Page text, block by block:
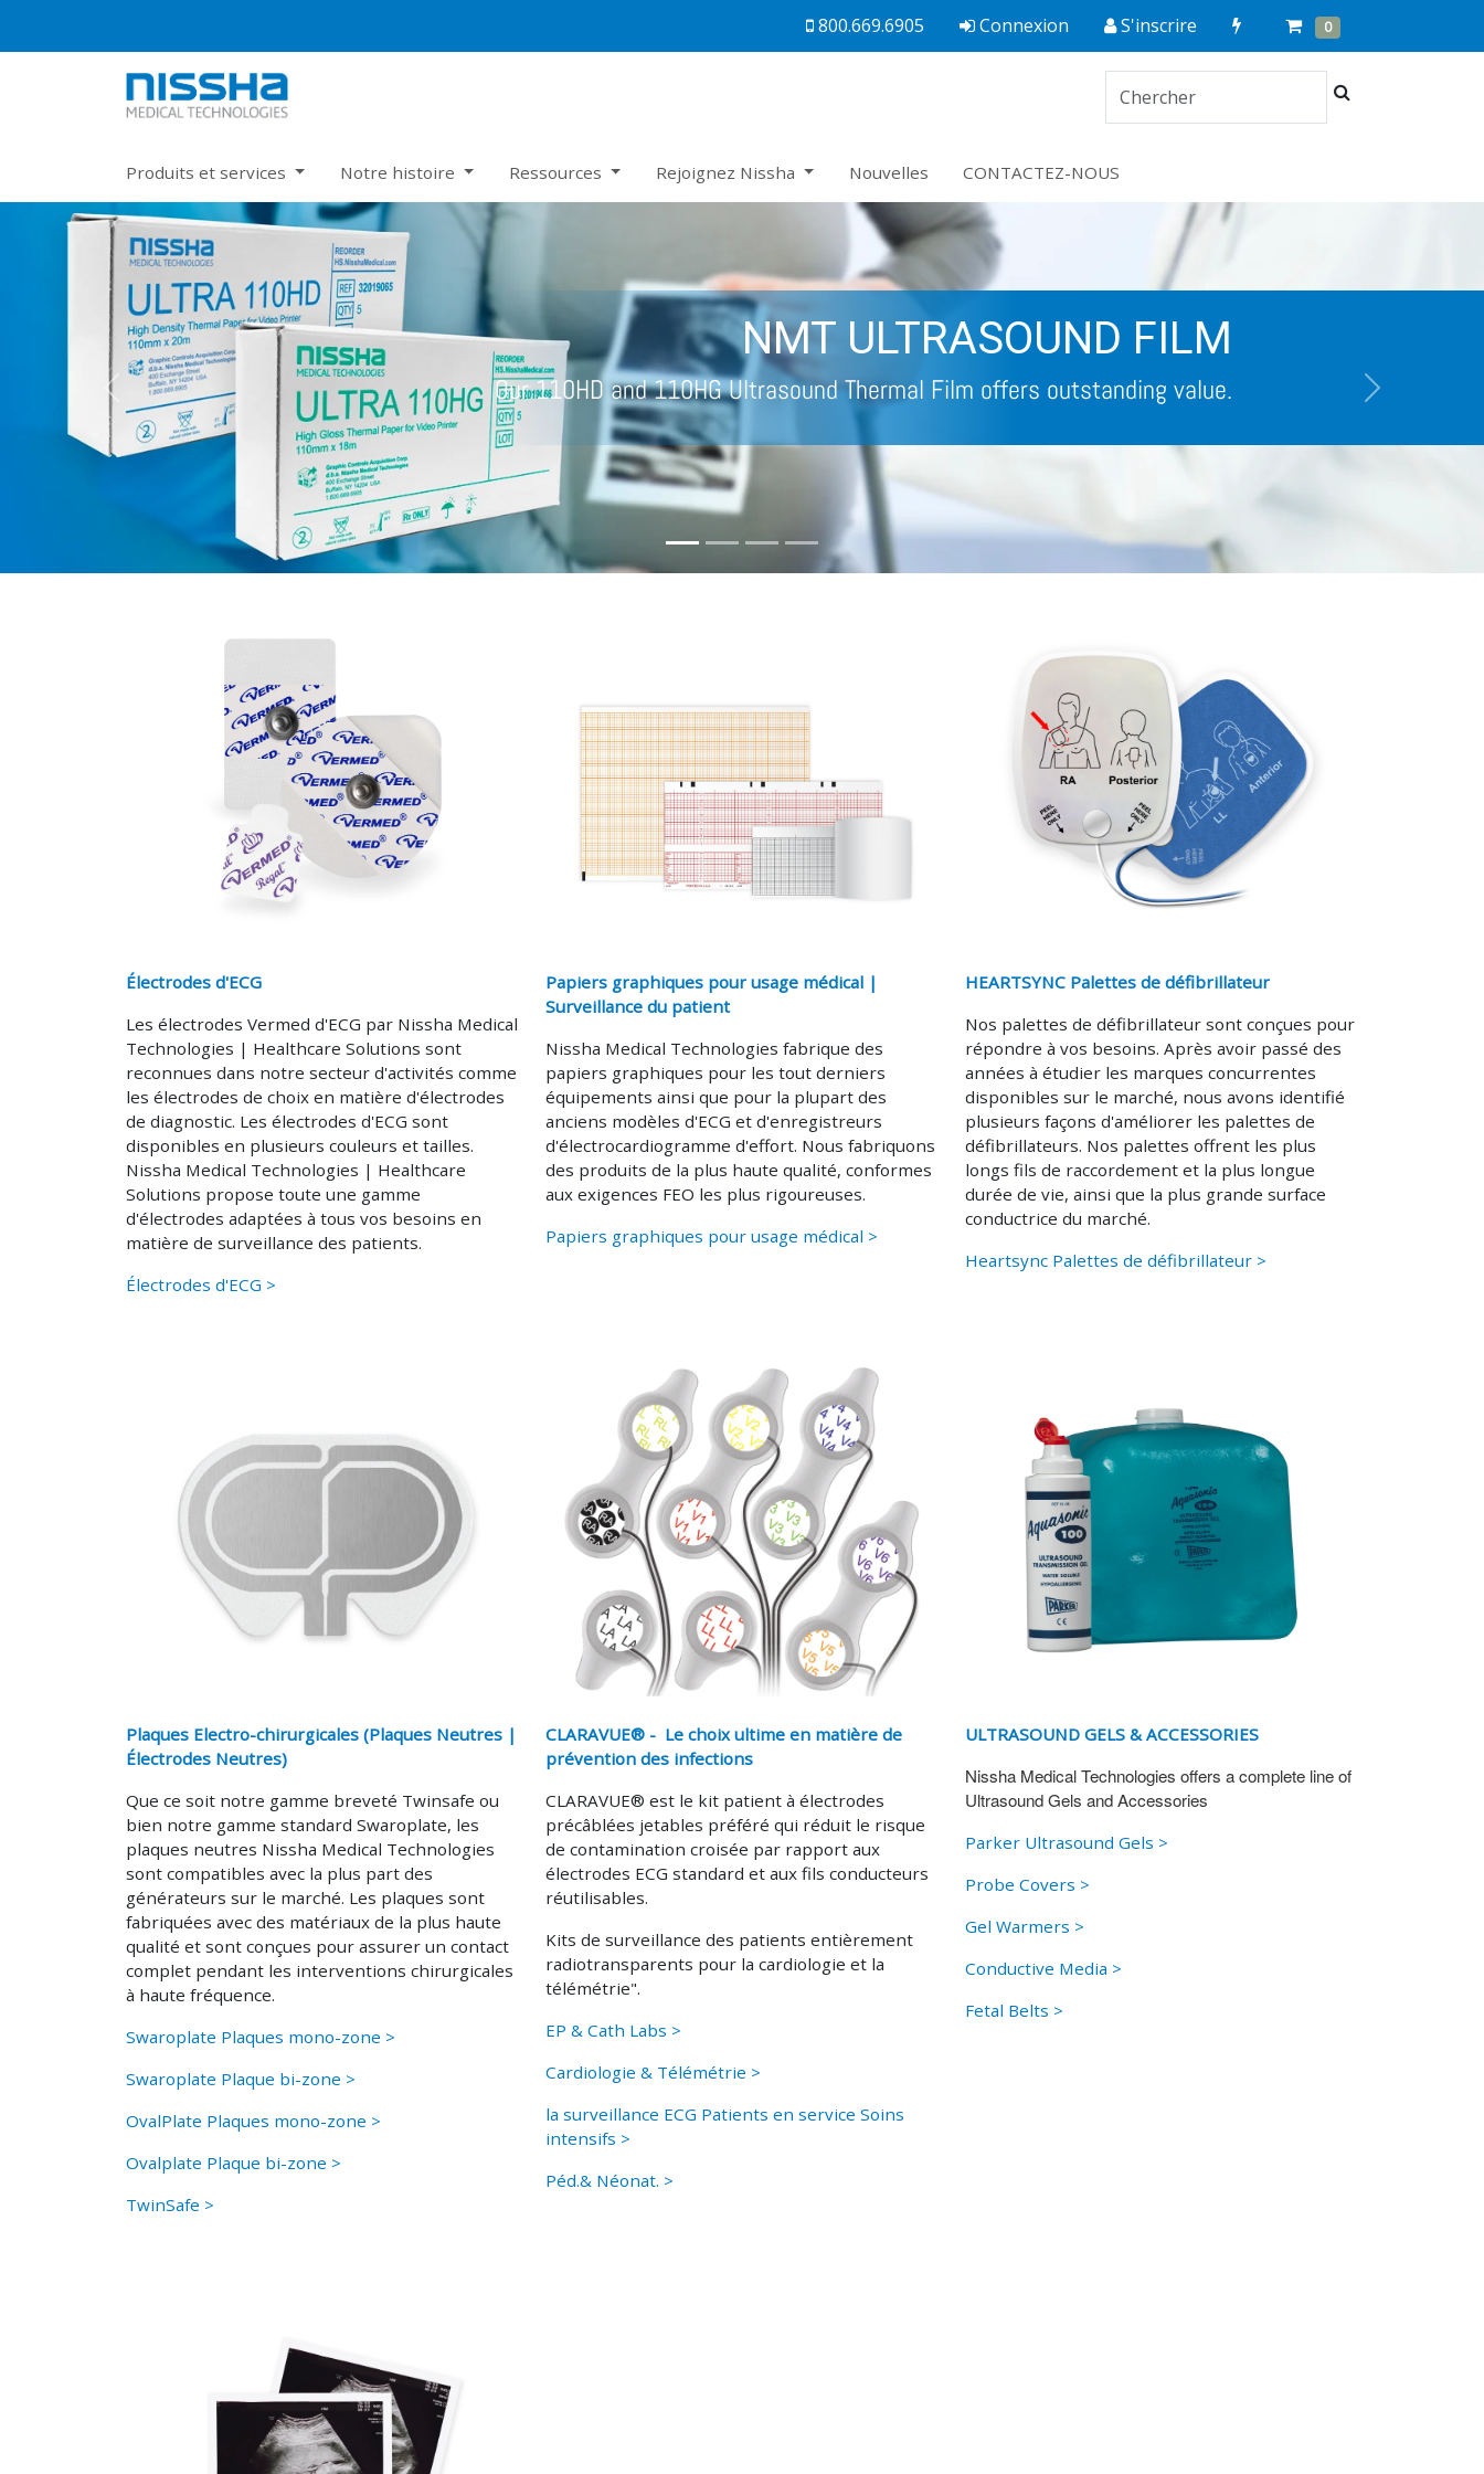
800.669.6905 Connexion S'inscrire
Quick
Order
Cart
0 Items
Produits et services Notre histoire Ressources Rejoignez Nissha Nouvelles CONTACTEZ-NOUS
CLARAVUE
ELECTRODES PRECÂBLEES
Previous Next
Électrodes d'ECG
Les électrodes Vermed d'ECG par Nissha Medical
Technologies | Healthcare Solutions sont
reconnues dans notre secteur d'activités comme
les électrodes de choix en matière d'électrodes
de diagnostic. Les électrodes d'ECG sont
disponibles en plusieurs couleurs et tailles.
Nissha Medical Technologies | Healthcare
Solutions propose toute une gamme
d'électrodes adaptées à tous vos besoins en
matière de surveillance des patients.
Électrodes d'ECG >
Papiers graphiques pour usage médical |
Surveillance du patient
Nissha Medical Technologies fabrique des
papiers graphiques pour les tout derniers
équipements ainsi que pour la plupart des
anciens modèles d'ECG et d'enregistreurs
d'électrocardiogramme d'effort. Nous fabriquons
des produits de la plus haute qualité, conformes
aux exigences FEO les plus rigoureuses.
Papiers graphiques pour usage médical >
HEARTSYNC Palettes de défibrillateur
Nos palettes de défibrillateur sont conçues pour
répondre à vos besoins. Après avoir passé des
années à étudier les marques concurrentes
disponibles sur le marché, nous avons identifié
plusieurs façons d'améliorer les palettes de
défibrillateurs. Nos palettes offrent les plus
longs fils de raccordement et la plus longue
durée de vie, ainsi que la plus grande surface
conductrice du marché.
Heartsync Palettes de défibrillateur >
Plaques Electro-chirurgicales (Plaques Neutres |
Électrodes Neutres)
Que ce soit notre gamme breveté Twinsafe ou
bien notre gamme standard Swaroplate, les
plaques neutres Nissha Medical Technologies
sont compatibles avec la plus part des
générateurs sur le marché. Les plaques sont
fabriquées avec des matériaux de la plus haute
qualité et sont conçues pour assurer un contact
complet pendant les interventions chirurgicales
à haute fréquence.
Swaroplate Plaques mono-zone >
Swaroplate Plaque bi-zone >
OvalPlate Plaques mono-zone >
Ovalplate Plaque bi-zone >
TwinSafe >
CLARAVUE® - Le choix ultime en matière de
prévention des infections
CLARAVUE® est le kit patient à électrodes
précâblées jetables préféré qui réduit le risque
de contamination croisée par rapport aux
électrodes ECG standard et aux fils conducteurs
réutilisables.
Kits de surveillance des patients entièrement
radiotransparents pour la cardiologie et la
télémétrie".
EP & Cath Labs >
Cardiologie & Télémétrie >
la surveillance ECG Patients en service Soins
intensifs >
Péd.& Néonat. >
ULTRASOUND GELS & ACCESSORIES
Nissha Medical Technologies offers a complete line of
Ultrasound Gels and Accessories
Parker Ultrasound Gels >
Probe Covers >
Gel Warmers >
Conductive Media >
Fetal Belts >